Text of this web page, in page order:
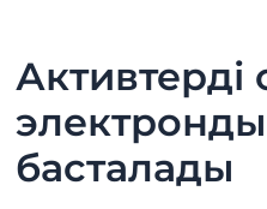
басталады